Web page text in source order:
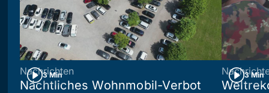
3 Min
Nachrichten
Nächtliches Wohnmobil-Verbot
3 Min